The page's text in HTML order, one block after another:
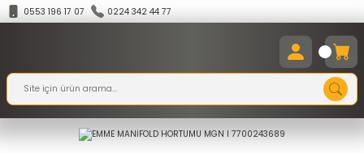
0553 196 17 07 0224 342 44 77